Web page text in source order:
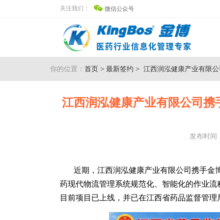
关注我们： 微信公众号
你的位置： 首页 > 最新签约 > 江西润泓健康产业有限
江西润泓健康产业有限公司
发布时间
近期，江西润泓健康产业有限公司携手金
药现代物流管理系统规范化、智能化的作业
目前项目已上线，并已在江西省药品监督管